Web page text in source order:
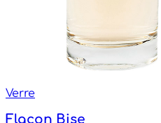
Verre
Flacon Bise